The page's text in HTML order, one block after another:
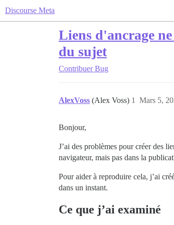
Discourse Meta
Liens d'ancrage
du sujet
Contribuer Bug
AlexVoss (Alex Voss) Mars 5,
1
Bonjour,
J’ai des problèmes pour créer des
navigateur, mais pas dans la
Pour aider à reproduire cela, j’ai
dans un instant.
Ce que j’ai examiné